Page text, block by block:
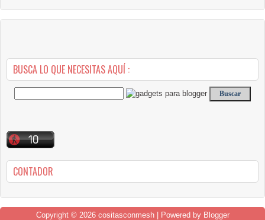
BUSCA LO QUE NECESITAS AQUÍ :
CONTADOR
Copyright © 2026 cositasconmesh| Powered by Blogger